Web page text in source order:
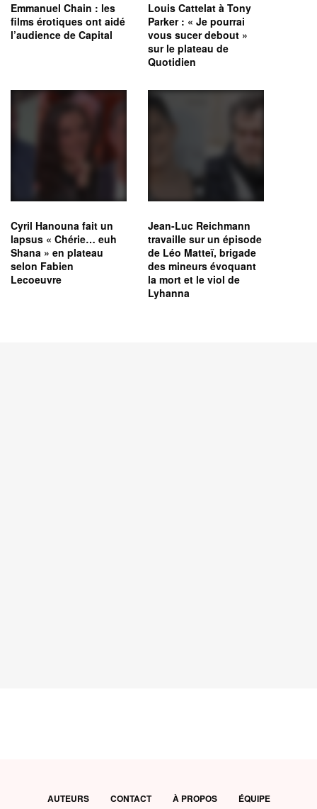
Emmanuel Chain : les
films érotiques ont aidé
l’audience de Capital
Louis Cattelat à Tony
Parker : « Je pourrai
vous sucer debout »
sur le plateau de
Quotidien
Cyril Hanouna fait un
lapsus « Chérie… euh
Shana » en plateau
selon Fabien
Lecoeuvre
Jean-Luc Reichmann
travaille sur un épisode
de Léo Matteï, brigade
des mineurs évoquant
la mort et le viol de
Lyhanna
AUTEURS CONTACT À PROPOS ÉQUIPE